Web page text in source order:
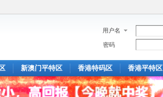
用户名
密码
新澳门平特区 香港特码区 香港平特区